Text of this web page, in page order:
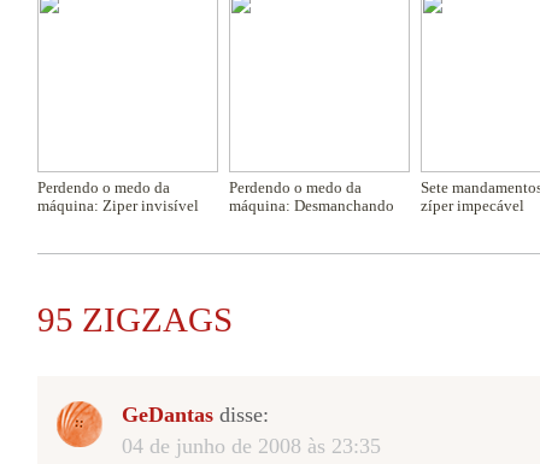
Perdendo o medo da
máquina: Ziper invisível
Perdendo o medo da
máquina: Desmanchando
Sete
zíper impecável
95 ZIGZAGS
GeDantas disse:
04 de junho de 2008 às 23:35